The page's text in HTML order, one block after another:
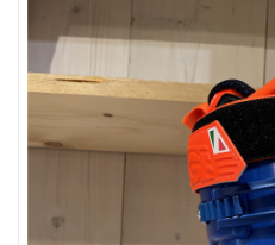
Kadobon
Outlet
Ski Racing